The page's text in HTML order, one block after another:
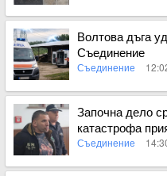
Вижте пълното съдържание
Волтова дъга
Съединение
Съединение
Вижте пълното съдържание
Започна дело
катастрофа
Съединение
Вижте пълното съдържание